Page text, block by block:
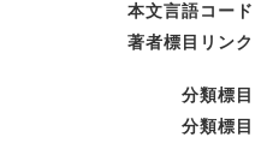
本文言語コード
著者標目リンク
分類標目
分類標目